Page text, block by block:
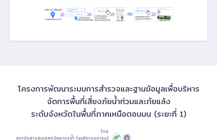
โครงการพัฒนาระบบการสำรวจและฐานข้อมูลเพื่อบริหาร
จัดการพื้นที่เสี่ยงภัยน้ำท่วมและภัยแล้ง
ระดับจังหวัดในพื้นที่ภาคเหนือตอนบน (ระยะที่ 1)
โดย
สถาบันสารสนเทศทรัพยากรน้ำ (องค์การมหาชน)